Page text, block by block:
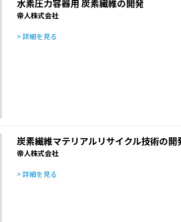
水素圧力容器用 炭素繊維の開発
帝人株式会社
> 詳細を見る
炭素繊維マテリアルリサイクル技術の開
帝人株式会社
> 詳細を見る